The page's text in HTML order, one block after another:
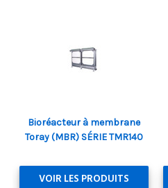
Bioréacteur à membrane
Toray (MBR) SÉRIE TMR140
VOIR LES PRODUITS